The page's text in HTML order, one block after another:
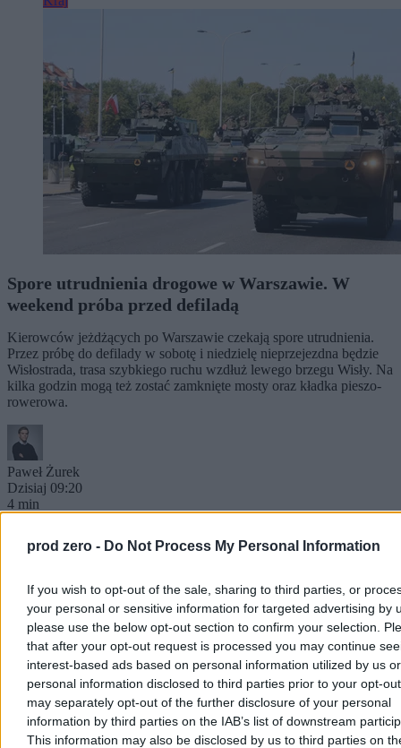
prod zero - Do Not Process My Personal Information
If you wish to opt-out of the sale, sharing to third parties, or
your personal or sensitive information for targeted advertising by
please use the below opt-out section to confirm your selection.
that after your opt-out request is processed you may continue
interest-based ads based on personal information utilized by us or
personal information disclosed to third parties prior to your opt-
may separately opt-out of the further disclosure of your personal
information by third parties on the IAB’s list of downstream
This information may also be disclosed by us to third parties on
Spore utrudnienia drogowe w Warszawie. W
weekend próba przed defiladą
Kierowców jeżdżących po Warszawie czekają spore utrudnienia.
Przez próbę do defilady w sobotę i niedzielę nieprzejezdna będzie
Wisłostrada, trasa szybkiego ruchu wzdłuż lewego brzegu Wisły. Na
kilka godzin mogą też zostać zamknięte mosty oraz kładka pieszo-
rowerowa.
Paweł Żurek
Dzisiaj 09:20
4 min